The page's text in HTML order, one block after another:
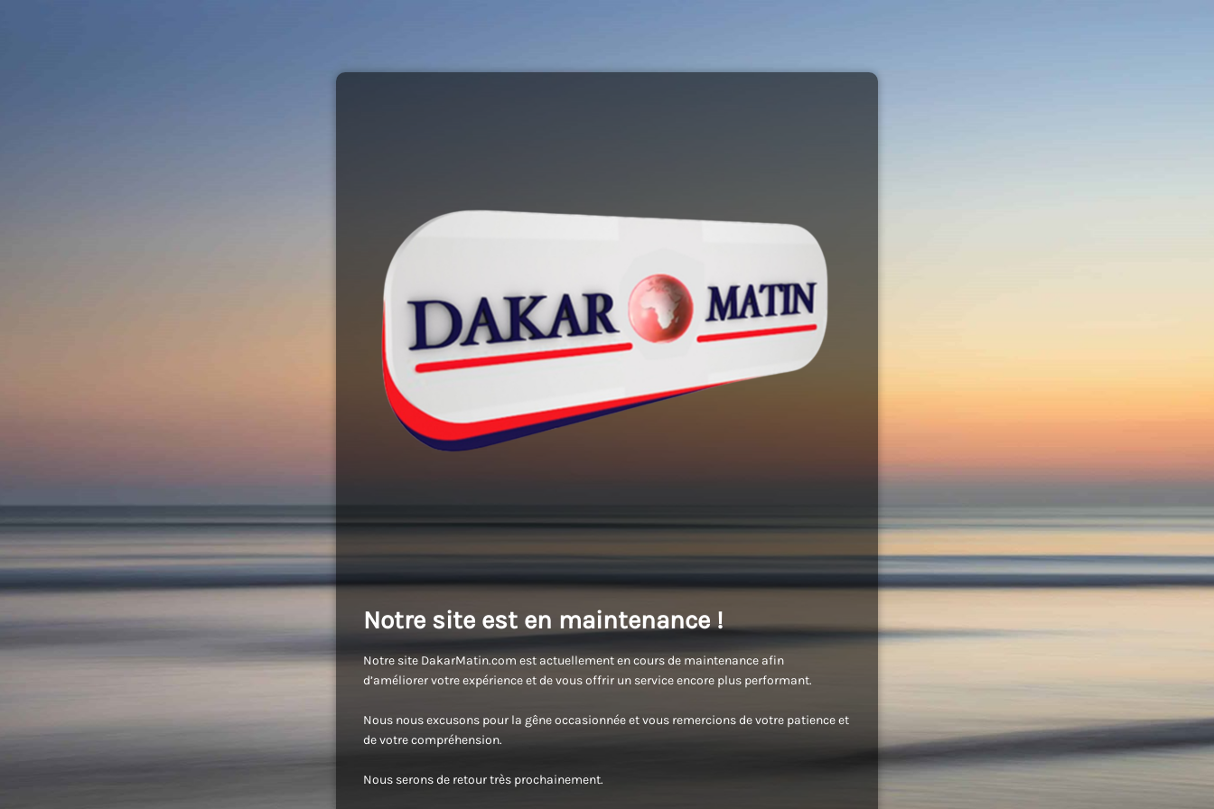
Notre site est en maintenance !
Notre site DakarMatin.com est actuellement en cours de maintenance afin
d’améliorer votre expérience et de vous offrir un service encore plus performant.
Nous nous excusons pour la gêne occasionnée et vous remercions de votre patience et
de votre compréhension.
Nous serons de retour très prochainement.